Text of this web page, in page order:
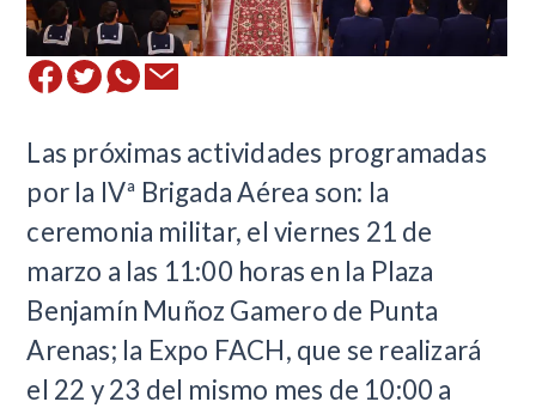
​Las próximas actividades programadas
por la IVª Brigada Aérea son: la
ceremonia militar, el viernes 21 de
marzo a las 11:00 horas en la Plaza
Benjamín Muñoz Gamero de Punta
Arenas; la Expo FACH, que se realizará
el 22 y 23 del mismo mes de 10:00 a